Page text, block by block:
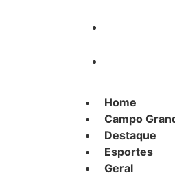
Home
Campo
Destaque
Esportes
Geral